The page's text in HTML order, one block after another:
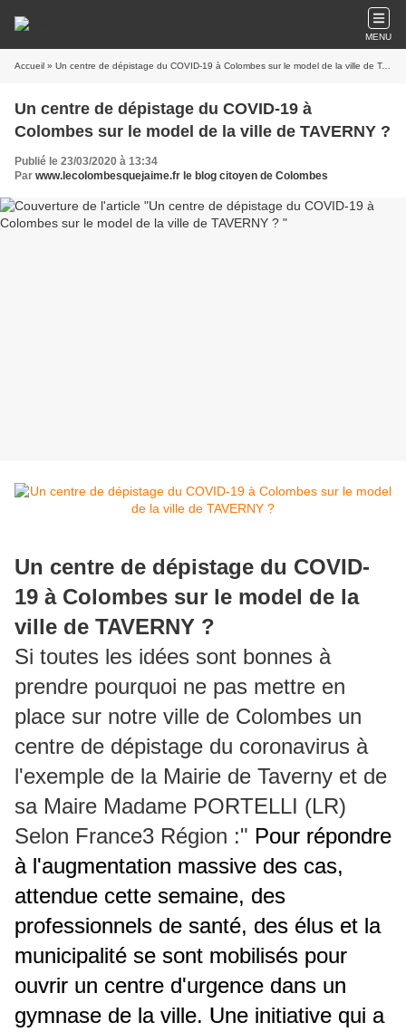
MENU
Accueil » Un centre de dépistage du COVID-19 à Colombes sur le model de la ville de TAVERNY ?
Un centre de dépistage du COVID-19 à
Colombes sur le model de la ville de TAVERNY ?
Publié le 23/03/2020 à 13:34
Par www.lecolombesquejaime.fr le blog citoyen de Colombes
Un centre de dépistage du COVID-
19 à Colombes sur le model de la
ville de TAVERNY ?
Si toutes les idées sont bonnes à
prendre pourquoi ne pas mettre en
place sur notre ville de Colombes un
centre de dépistage du coronavirus à
l'exemple de la Mairie de Taverny et de
sa Maire Madame PORTELLI (LR)
Selon France3 Région :" Pour répondre
à l'augmentation massive des cas,
attendue cette semaine, des
professionnels de santé, des élus et la
municipalité se sont mobilisés pour
ouvrir un centre d'urgence dans un
gymnase de la ville. Une initiative qui a